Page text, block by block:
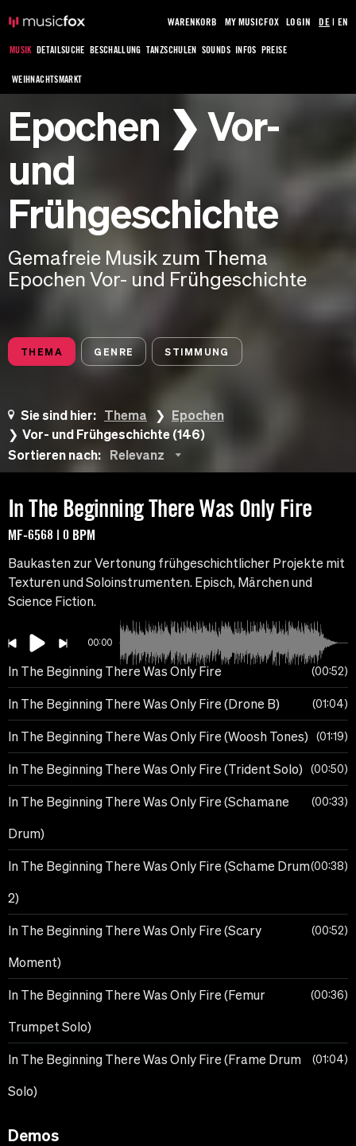
MUSIK DETAILSUCHE BESCHALLUNG TANZSCHULEN SOUNDS INFOS PREISE
WEIHNACHTSMARKT
WARENKORB MY MUSICFOX LOGIN DE| EN
Epochen ❯ Vor-
und
Frühgeschichte
Gemafreie Musik zum Thema
Epochen Vor- und Frühgeschichte
THEMA GENRE STIMMUNG
Sie sind hier: Thema
Epochen
Vor- und Frühgeschichte (146)
Sortieren nach:
Relevanz
In The Beginning There Was Only Fire
MF-6568 | 0 BPM
Baukasten zur Vertonung frühgeschichtlicher Projekte mit
Texturen und Soloinstrumenten. Episch, Märchen und
Science Fiction.
00:00
In The Beginning There Was Only Fire 00:52
In The Beginning There Was Only Fire (Drone B) 01:04
In The Beginning There Was Only Fire (Woosh Tones) 01:19
In The Beginning There Was Only Fire (Trident Solo) 00:50
In The Beginning There Was Only Fire (Schamane
Drum)
00:33
In The Beginning There Was Only Fire (Schame Drum
2)
00:38
In The Beginning There Was Only Fire (Scary
Moment)
00:52
In The Beginning There Was Only Fire (Femur
Trumpet Solo)
00:36
In The Beginning There Was Only Fire (Frame Drum
Solo)
01:04
Demos